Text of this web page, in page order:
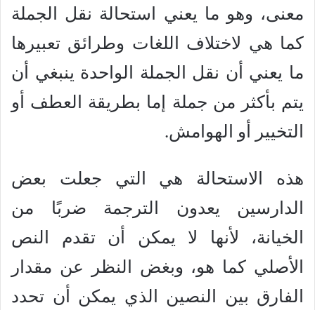
معنى، وهو ما يعني استحالة نقل الجملة
كما هي لاختلاف اللغات وطرائق تعبيرها
ما يعني أن نقل الجملة الواحدة ينبغي أن
يتم بأكثر من جملة إما بطريقة العطف أو
التخيير أو الهوامش.
هذه الاستحالة هي التي جعلت بعض
الدارسين يعدون الترجمة ضربًا من
الخيانة، لأنها لا يمكن أن تقدم النص
الأصلي كما هو، وبغض النظر عن مقدار
الفارق بين النصين الذي يمكن أن تحدد